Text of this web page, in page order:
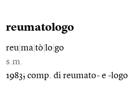
reumatologo
reu ma tò lo go
s.m.
1983; comp. di reumato- e -logo.